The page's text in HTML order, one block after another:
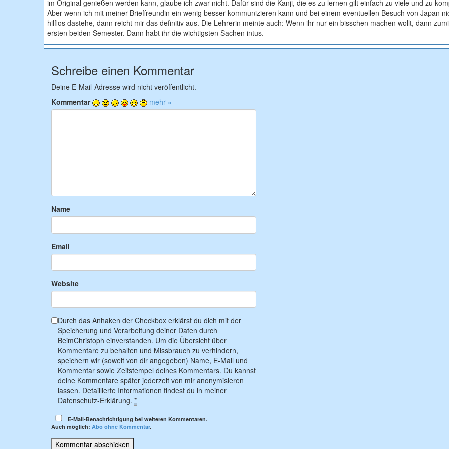
im Original genießen werden kann, glaube ich zwar nicht. Dafür sind die Kanji, die es zu lernen gilt einfach zu viele und zu
Aber wenn ich mit meiner Brieffreundin ein wenig besser kommunizieren kann und bei einem eventuellen Besuch von Japan
hilflos dastehe, dann reicht mir das definitiv aus. Die Lehrerin meinte auch: Wenn ihr nur ein bisschen machen wollt, dann
ersten beiden Semester. Dann habt ihr die wichtigsten Sachen intus.
Schreibe einen Kommentar
Deine E-Mail-Adresse wird nicht veröffentlicht.
Kommentar
mehr »
Name
Email
Website
Durch das Anhaken der Checkbox erklärst du dich mit der
Speicherung und Verarbeitung deiner Daten durch
BeimChristoph einverstanden. Um die Übersicht über
Kommentare zu behalten und Missbrauch zu verhindern,
speichern wir (soweit von dir angegeben) Name, E-Mail und
Kommentar sowie Zeitstempel deines Kommentars. Du kannst
deine Kommentare später jederzeit von mir anonymisieren
lassen. Detaillierte Informationen findest du in meiner
Datenschutz-Erklärung. *
E-Mail-Benachrichtigung bei weiteren Kommentaren.
Auch möglich: Abo ohne Kommentar.